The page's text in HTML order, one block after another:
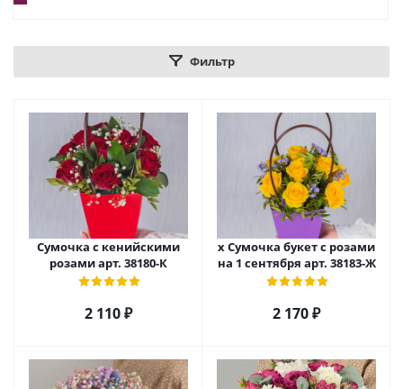
Фильтр
Сумочка с кенийскими
розами арт. 38180-К
2 110₽
х Сумочка букет с розами
на 1 сентября арт. 38183-Ж
2 170₽